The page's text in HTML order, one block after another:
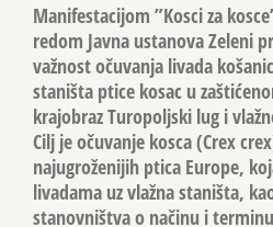
Manifestacijom ”Kosci za
redom Javna ustanova Zeleni
važnost očuvanja livada
staništa ptice kosac u
krajobraz Turopoljski lug i
Cilj je očuvanje kosca (Crex
najugroženijih ptica Europe,
livadama uz vlažna staništa,
stanovništva o načinu i